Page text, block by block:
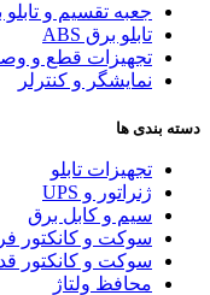
جعبه تقسیم و تابلو
تابلو برق ABS
تجهیزات قطع و
نمایشگر و کنترلر
دسته بندی ها
تجهیزات تابلو
ژنراتور و UPS
سیم و کابل برق
سوکت و کانکتور
سوکت و کانکتور
محافظ ولتاژ